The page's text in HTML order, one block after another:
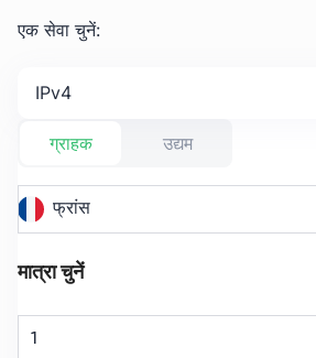
एक सेवा चुनें:
IPv4
ग्राहक उद्यम
फ्रांस
मात्रा चुनें